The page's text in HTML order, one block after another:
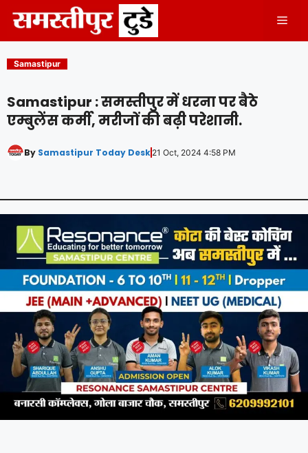
content
Samastipur
Samastipur : समस्तीपुर में धरना पर बैठे
एम्बुलेंस कर्मी, मरीजों की बढ़ी परेशानी.
By Samastipur Today Desk 21 Oct, 2024 4:58 PM